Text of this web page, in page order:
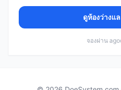
ดูห้องว่างแ
จองผ่าน